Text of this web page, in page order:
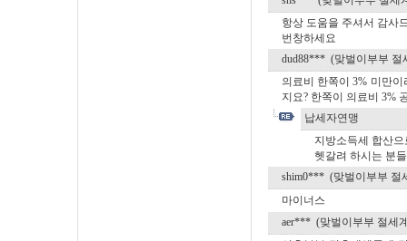
항상 도움을 주셔서 감사
번창하세요
dud88*** (맞벌이부부 절
의료비 한쪽이 3% 미만
지요? 한쪽이 의료비 3%
납세자연맹
지방소득세 합산
헷갈려 하시는 분
shim0*** (맞벌이부부 절
마이너스
aer*** (맞벌이부부 절세